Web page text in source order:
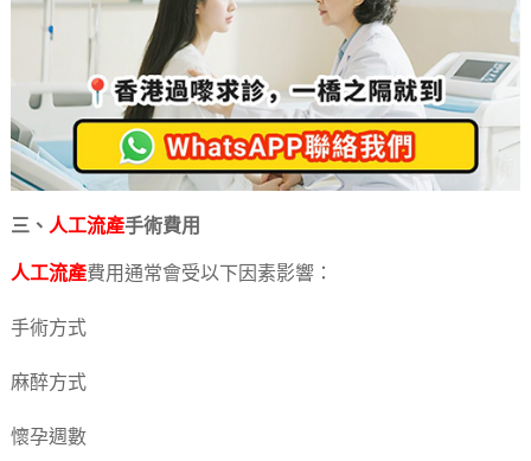
三、 人工流產手術費用
人工流產費用通常會受以下因素影響：
手術方式
麻醉方式
懷孕週數